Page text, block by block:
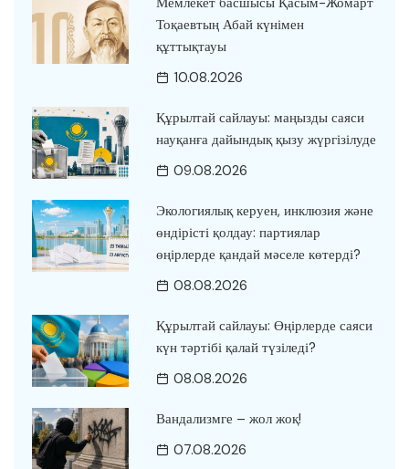
Тоқаевтың Абай күнімен
құттықтауы
10.08.2026
Құрылтай сайлауы: маңызды саяси
науқанға дайындық қызу жүргізілуде
09.08.2026
Экологиялық керуен, инклюзия және
өндірісті қолдау: партиялар
өңірлерде қандай мәселе көтерді?
08.08.2026
Құрылтай сайлауы: Өңірлерде саяси
күн тәртібі қалай түзіледі?
08.08.2026
Вандализмге – жол жоқ!
07.08.2026